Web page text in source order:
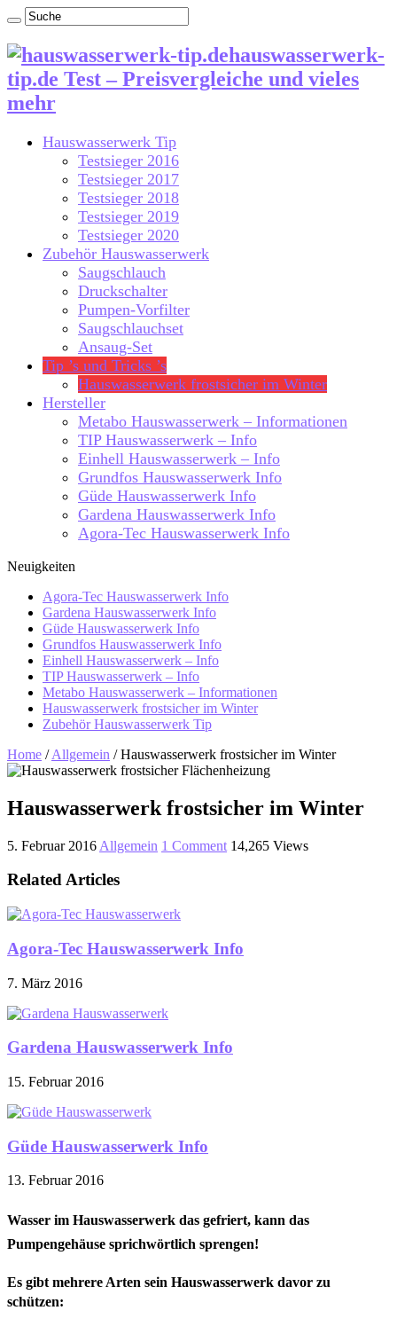
hauswasserwerk-
tip.de Test – Preisvergleiche und vieles
mehr
Hauswasserwerk Tip
Testsieger 2016
Testsieger 2017
Testsieger 2018
Testsieger 2019
Testsieger 2020
Zubehör Hauswasserwerk
Saugschlauch
Druckschalter
Pumpen-Vorfilter
Saugschlauchset
Ansaug-Set
Tip ’s und Tricks ’s
Hauswasserwerk frostsicher im Winter
Hersteller
Metabo Hauswasserwerk – Informationen
TIP Hauswasserwerk – Info
Einhell Hauswasserwerk – Info
Grundfos Hauswasserwerk Info
Güde Hauswasserwerk Info
Gardena Hauswasserwerk Info
Agora-Tec Hauswasserwerk Info
Neuigkeiten
Agora-Tec Hauswasserwerk Info
Gardena Hauswasserwerk Info
Güde Hauswasserwerk Info
Grundfos Hauswasserwerk Info
Einhell Hauswasserwerk – Info
TIP Hauswasserwerk – Info
Metabo Hauswasserwerk – Informationen
Hauswasserwerk frostsicher im Winter
Zubehör Hauswasserwerk Tip
Home / Allgemein / Hauswasserwerk frostsicher im Winter
Hauswasserwerk frostsicher im Winter
5. Februar 2016 Allgemein 1 Comment 14,265 Views
Related Articles
Agora-Tec Hauswasserwerk Info
7. März 2016
Gardena Hauswasserwerk Info
15. Februar 2016
Güde Hauswasserwerk Info
13. Februar 2016
Wasser im Hauswasserwerk das gefriert, kann das
Pumpengehäuse sprichwörtlich sprengen!
Es gibt mehrere Arten sein Hauswasserwerk davor zu
schützen: